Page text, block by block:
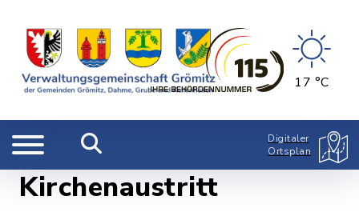
17 °C
Digitaler
Ortsplan
Kirchenaustritt